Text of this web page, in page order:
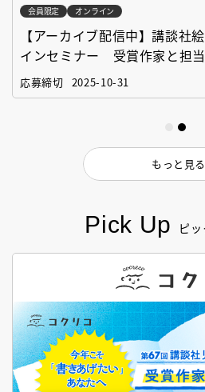
Pick Up ピ
会員限定 オンライン
【アーカイブ配信中】講談社
インセミナー 受賞作家と担
「絵本創作実践講座」
応募締切 2025-10-31
もっと見る